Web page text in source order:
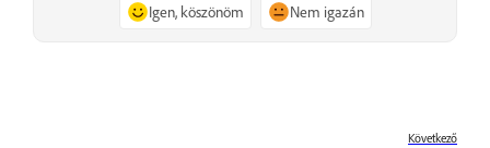
Igen, köszönöm Nem igazán
Következő